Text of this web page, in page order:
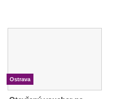
Ostrava